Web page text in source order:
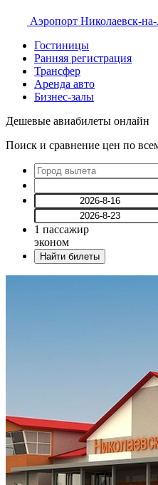
Аэропорт Николаевск-
Гостиницы
Ранняя регистрация
Трансфер
Аренда авто
Бизнес-залы
Дешевые авиабилеты онлайн
Поиск и сравнение цен по
1 пассажир
эконом
Найти билеты